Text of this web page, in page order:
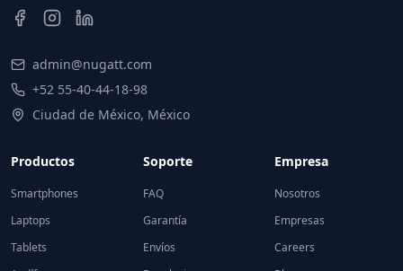
admin@nugatt.com
+52 55-40-44-18-98
Ciudad de México, México
Productos
Smartphones
Laptops
Tablets
Soporte
FAQ
Garantía
Envíos
Empresa
Nosotros
Empresas
Careers